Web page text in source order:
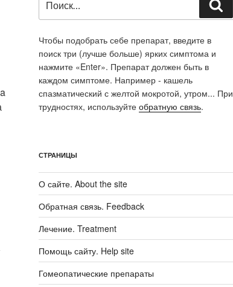
Чтобы подобрать себе препарат, введите в
поиск три (лучше больше) ярких симптома и
нажмите «Enter». Препарат должен быть в
каждом симптоме. Например - кашель
спазматический с желтой мокротой, утром... При
трудностях, используйте обратную связь.
СТРАНИЦЫ
О сайте. About the site
Обратная связь. Feedback
Лечение. Treatment
Помощь сайту. Help site
Гомеопатические препараты